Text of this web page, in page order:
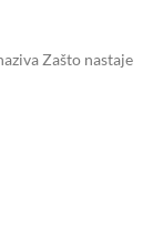
Zašto nastaje